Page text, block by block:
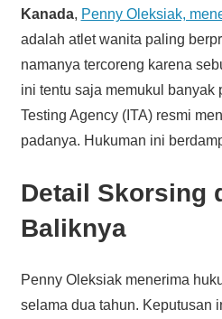
Kanada, Penny Oleksiak,
adalah atlet wanita paling
namanya tercoreng karena
ini tentu saja memukul banyak
Testing Agency (ITA) resmi
padanya. Hukuman ini
Detail Skorsing
Baliknya
Penny Oleksiak menerima
selama dua tahun. Keputusan